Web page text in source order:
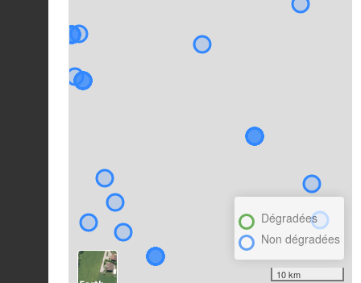
Dégradées
Non dégradées
10 km